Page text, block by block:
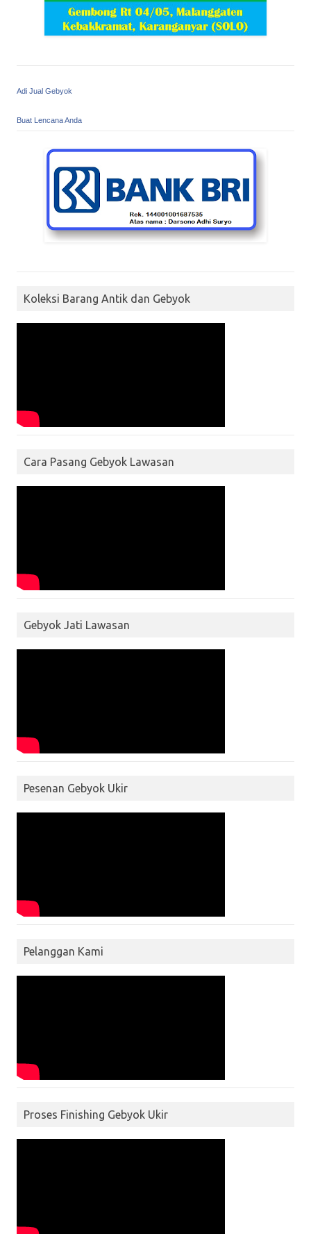
Adi Jual Gebyok
Buat Lencana Anda
Koleksi Barang Antik dan Gebyok
Cara Pasang Gebyok Lawasan
Gebyok Jati Lawasan
Pesenan Gebyok Ukir
Pelanggan Kami
Proses Finishing Gebyok Ukir